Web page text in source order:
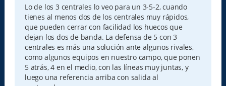
s
a
j
e
Lo de los 3 centrales lo veo para un 3-5-2, cuando
tienes al menos dos de los centrales muy rápidos,
que pueden cerrar con facilidad los huecos que
dejan los dos de banda. La defensa de 5 con 3
centrales es más una solución ante algunos rivales,
como algunos equipos en nuestro campo, que ponen
5 atrás, 4 en el medio, con las líneas muy juntas, y
luego una referencia arriba con salida al